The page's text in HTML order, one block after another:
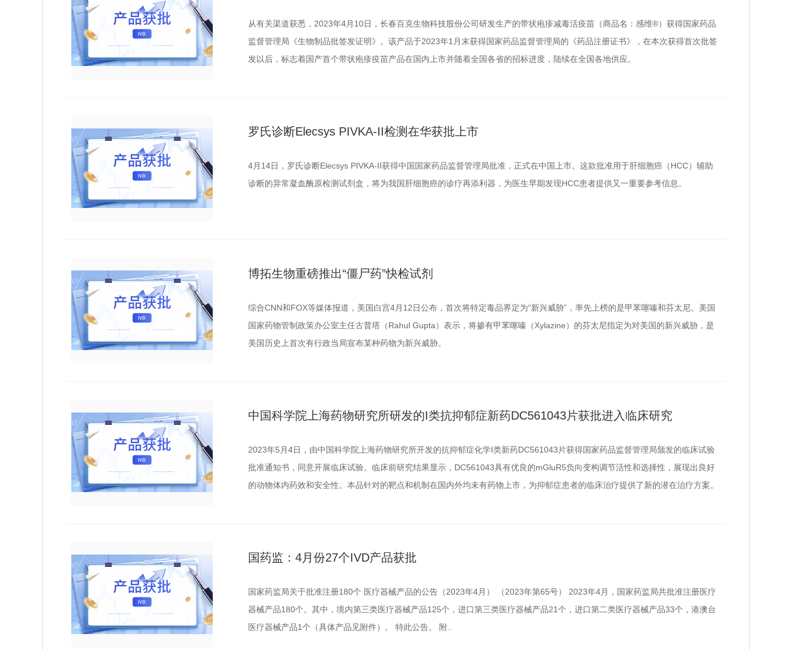
从有关渠道获悉，2023年4月10日，长春百克生物科技股份公司研发生产的带状疱疹减毒活疫苗（商品名：感维®）获得国家药品
监督管理局《生物制品批签发证明》。该产品于2023年1月末获得国家药品监督管理局的《药品注册证书》，在本次获得首次批签
发以后，标志着国产首个带状疱疹疫苗产品在国内上市并随着全国各省的招标进度，陆续在全国各地供应。
罗氏诊断Elecsys PIVKA-II检测在华获批上市
4月14日，罗氏诊断Elecsys PIVKA-II获得中国国家药品监督管理局批准，正式在中国上市。这款批准用于肝细胞癌（HCC）辅助
诊断的异常凝血酶原检测试剂盒，将为我国肝细胞癌的诊疗再添利器，为医生早期发现HCC患者提供又一重要参考信息。
博拓生物重磅推出“僵尸药”快检试剂
综合CNN和FOX等媒体报道，美国白宫4月12日公布，首次将特定毒品界定为“新兴威胁”，率先上榜的是甲苯噻嗪和芬太尼。美国
国家药物管制政策办公室主任古普塔（Rahul Gupta）表示，将掺有甲苯噻嗪（Xylazine）的芬太尼指定为对美国的新兴威胁，是
美国历史上首次有行政当局宣布某种药物为新兴威胁。
中国科学院上海药物研究所研发的I类抗抑郁症新药DC561043片获批进入临床研究
2023年5月4日，由中国科学院上海药物研究所开发的抗抑郁症化学I类新药DC561043片获得国家药品监督管理局颁发的临床试验
批准通知书，同意开展临床试验。临床前研究结果显示，DC561043具有优良的mGluR5负向变构调节活性和选择性，展现出良好
的动物体内药效和安全性。本品针对的靶点和机制在国内外均未有药物上市，为抑郁症患者的临床治疗提供了新的潜在治疗方案。
国药监：4月份27个IVD产品获批
国家药监局关于批准注册180个 医疗器械产品的公告（2023年4月） （2023年第65号） 2023年4月，国家药监局共批准注册医疗
器械产品180个。其中，境内第三类医疗器械产品125个，进口第三类医疗器械产品21个，进口第二类医疗器械产品33个，港澳台
医疗器械产品1个（具体产品见附件）。 特此公告。 附..